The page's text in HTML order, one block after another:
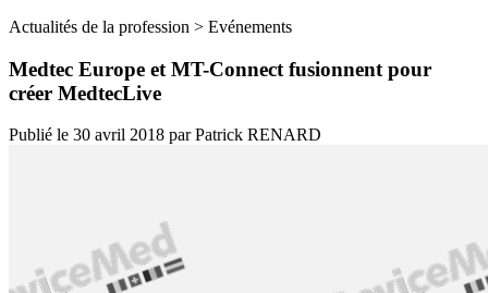
Actualités de la profession > Evénements
Medtec Europe et MT-Connect fusionnent pour
créer MedtecLive
Publié le 30 avril 2018 parPatrick RENARD